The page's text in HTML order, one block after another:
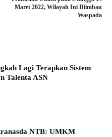
Maret 2022, Wilayah Ini Diimbau
Waspada
Lagi Terapkan Sistem
Talenta ASN
NTB: UMKM